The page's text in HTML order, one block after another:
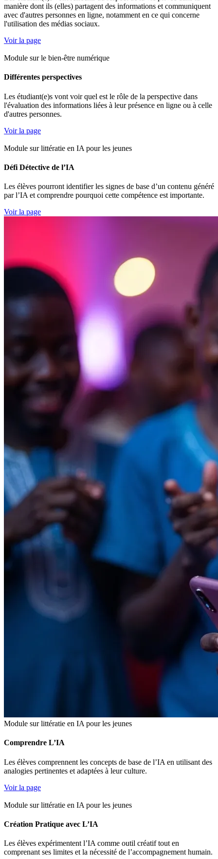
manière dont ils (elles) partagent des informations et communiquent
avec d'autres personnes en ligne, notamment en ce qui concerne
l'utilisation des médias sociaux.
Voir la page
Module sur le bien-être numérique
Différentes perspectives
Les étudiant(e)s vont voir quel est le rôle de la perspective dans
l'évaluation des informations liées à leur présence en ligne ou à celle
d'autres personnes.
Voir la page
Module sur littératie en IA pour les jeunes
Défi Détective de l’IA
Les élèves pourront identifier les signes de base d’un contenu généré
par l’IA et comprendre pourquoi cette compétence est importante.
Voir la page
Module sur littératie en IA pour les jeunes
Comprendre L’IA
Les élèves comprennent les concepts de base de l’IA en utilisant des
analogies pertinentes et adaptées à leur culture.
Voir la page
Module sur littératie en IA pour les jeunes
Création Pratique avec L’IA
Les élèves expérimentent l’IA comme outil créatif tout en
comprenant ses limites et la nécessité de l’accompagnement humain.